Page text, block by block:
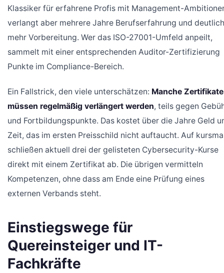
Klassiker für erfahrene Profis mit Management-
verlangt aber mehrere Jahre Berufserfahrung und deutlich
mehr Vorbereitung. Wer das ISO-27001-Umfeld anpeilt,
sammelt mit einer entsprechenden Auditor-Zertifizierung
Punkte im Compliance-Bereich.
Ein Fallstrick, den viele unterschätzen: Manche Zertifikate
müssen regelmäßig verlängert werden, teils gegen
und Fortbildungspunkte. Das kostet über die Jahre Geld
Zeit, das im ersten Preisschild nicht auftaucht. Auf
schließen aktuell drei der gelisteten Cybersecurity-Kurse
direkt mit einem Zertifikat ab. Die übrigen vermitteln
Kompetenzen, ohne dass am Ende eine Prüfung eines
externen Verbands steht.
Einstiegswege für
Quereinsteiger und IT-
Fachkräfte